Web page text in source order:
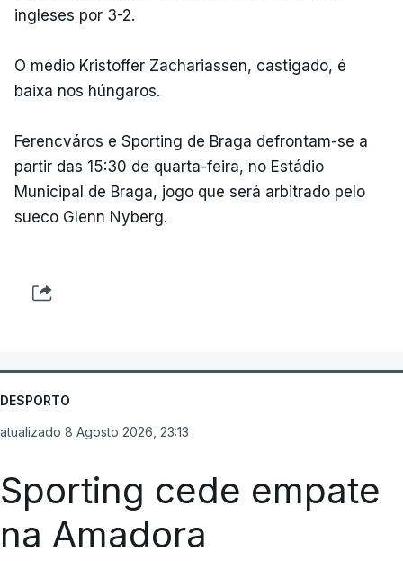
ingleses por 3-2.
O médio Kristoffer Zachariassen, castigado, é
baixa nos húngaros.
Ferencváros e Sporting de Braga defrontam-se a
partir das 15:30 de quarta-feira, no Estádio
Municipal de Braga, jogo que será arbitrado pelo
sueco Glenn Nyberg.
DESPORTO
atualizado 8 Agosto 2026, 23:13
Sporting cede empate
na Amadora